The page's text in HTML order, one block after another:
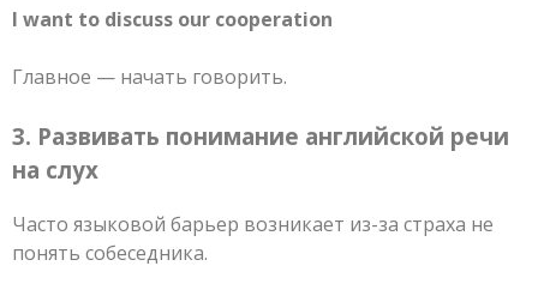
I want to discuss our cooperation
Главное — начать говорить.
3. Развивать понимание английской речи
на слух
Часто языковой барьер возникает из-за страха не
понять собеседника.